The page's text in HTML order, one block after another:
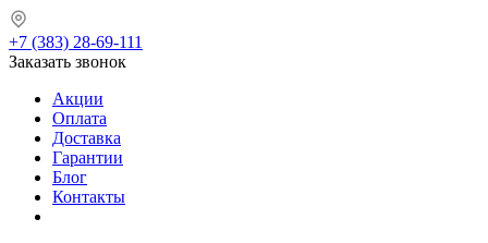
+7 (383) 28-69-111
Заказать звонок
Акции
Оплата
Доставка
Гарантии
Блог
Контакты